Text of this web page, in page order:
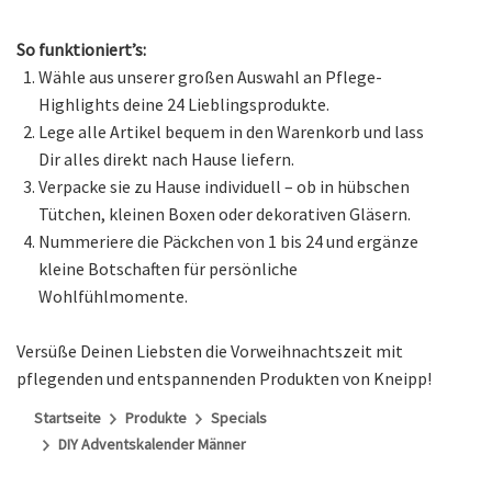
So funktioniert’s:
Wähle aus unserer großen Auswahl an Pflege-
Highlights deine 24 Lieblingsprodukte.
Lege alle Artikel bequem in den Warenkorb und lass
Dir alles direkt nach Hause liefern.
Verpacke sie zu Hause individuell – ob in hübschen
Tütchen, kleinen Boxen oder dekorativen Gläsern.
Nummeriere die Päckchen von 1 bis 24 und ergänze
kleine Botschaften für persönliche
Wohlfühlmomente.
Versüße Deinen Liebsten die Vorweihnachtszeit mit
pflegenden und entspannenden Produkten von Kneipp!
Startseite Produkte
Specials
DIY Adventskalender Männer